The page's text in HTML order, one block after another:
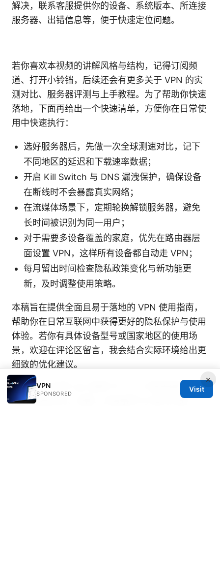
解决，联系客服提供你的设备、系统版本、所连接
服务器、出错信息等，便于快速定位问题。
若你喜欢本视频的讲解风格与结构，记得订阅频
道、打开小铃铛，后续还会有更多关于 VPN 的实
测对比、服务器评测与上手教程。为了帮助你快速
落地，下面再给出一个快速清单，方便你在日常使
用中快速执行：
选好服务器后，先做一次全球测速对比，记下
不同地区的延迟和下载速率数据；
开启 Kill Switch 与 DNS 漏洩保护，确保设备
在断线时不会暴露真实网络；
在流媒体场景下，定期轮换解锁服务器，避免
长时间被识别为同一用户；
对于需要多设备覆盖的家庭，优先在路由器层
面设置 VPN，这样所有设备都自动走 VPN；
每月留出时间检查隐私政策变化与新功能更
新，及时调整使用策略。
本稿旨在提供全面且易于落地的 VPN 使用指南，
帮助你在日常互联网中获得更好的隐私保护与使用
体验。若你有具体设备型号或国家地区的使用场
景，欢迎在评论区留言，我会结合实际环境给出更
细致的优化建议。
九州 大学 全学 vpn 接続 サービス 使用指南：校
园网 远程访问、设置、注意事项 与 替代方案
×
VPN
SPONSORED
Visit